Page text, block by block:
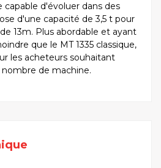
capable d'évoluer dans des
d'une capacité de 3,5 t pour
13m. Plus abordable et ayant
que le MT 1335 classique,
les acheteurs souhaitant
de machine.